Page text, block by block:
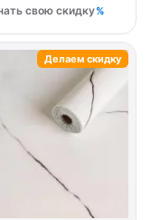
свою скидку
Делаем скидку